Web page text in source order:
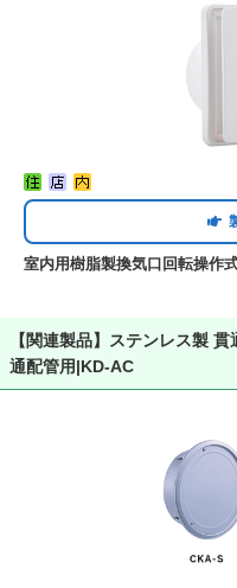
室内用樹脂製換気口回転操作
【関連製品】ステンレス製
通配管用|KD-AC